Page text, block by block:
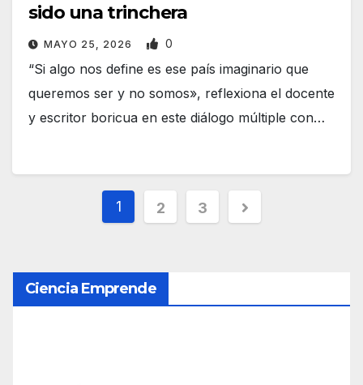
sido una trinchera
MAYO 25, 2026 0
“Si algo nos define es ese país imaginario que
queremos ser y no somos», reflexiona el docente
y escritor boricua en este diálogo múltiple con…
g
i
1 2 3
Ciencia Emprende